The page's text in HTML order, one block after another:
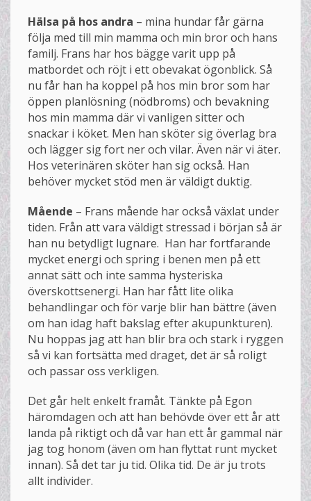
Hälsa på hos andra – mina hundar får gärna
följa med till min mamma och min bror och hans
familj. Frans har hos bägge varit upp på
matbordet och röjt i ett obevakat ögonblick. Så
nu får han ha koppel på hos min bror som har
öppen planlösning (nödbroms) och bevakning
hos min mamma där vi vanligen sitter och
snackar i köket. Men han sköter sig överlag bra
och lägger sig fort ner och vilar. Även när vi äter.
Hos veterinären sköter han sig också. Han
behöver mycket stöd men är väldigt duktig.
Mående – Frans mående har också växlat under
tiden. Från att vara väldigt stressad i början så är
han nu betydligt lugnare. Han har fortfarande
mycket energi och spring i benen men på ett
annat sätt och inte samma hysteriska
överskottsenergi. Han har fått lite olika
behandlingar och för varje blir han bättre (även
om han idag haft bakslag efter akupunkturen).
Nu hoppas jag att han blir bra och stark i ryggen
så vi kan fortsätta med draget, det är så roligt
och passar oss verkligen.
Det går helt enkelt framåt. Tänkte på Egon
häromdagen och att han behövde över ett år att
landa på riktigt och då var han ett år gammal när
jag tog honom (även om han flyttat runt mycket
innan). Så det tar ju tid. Olika tid. De är ju trots
allt individer.